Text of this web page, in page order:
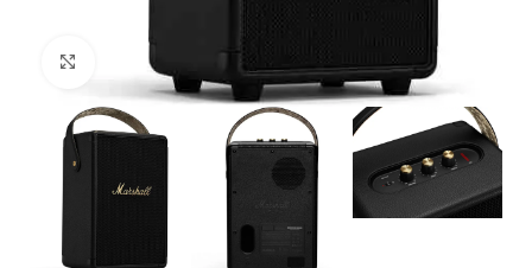
Noklikšķiniet, lai palielinātu